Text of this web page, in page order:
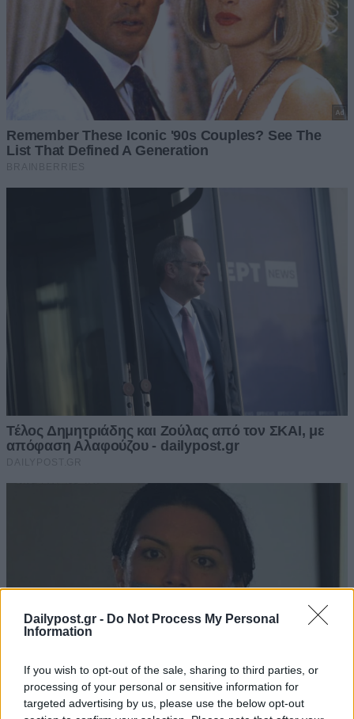
Dailypost.gr - Do Not Process My Personal
Information
If you wish to opt-out of the sale, sharing to third parties, or
processing of your personal or sensitive information for
targeted advertising by us, please use the below opt-out